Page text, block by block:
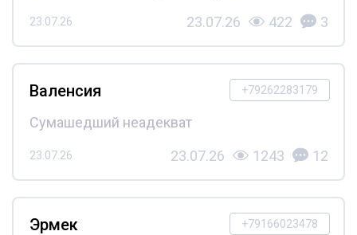
23.07.26 23.07.26 422 3
+79262283179
Валенсия
Сумашедший неадекват
23.07.26 23.07.26 1243 12
+79166023478
Эрмек